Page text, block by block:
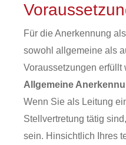
Für die Anerkennung
sowohl allgemeine als
Voraussetzungen erfüllt
Allgemeine
Wenn Sie als Leitung
Stellvertretung tätig
sein. Hinsichtlich Ihres